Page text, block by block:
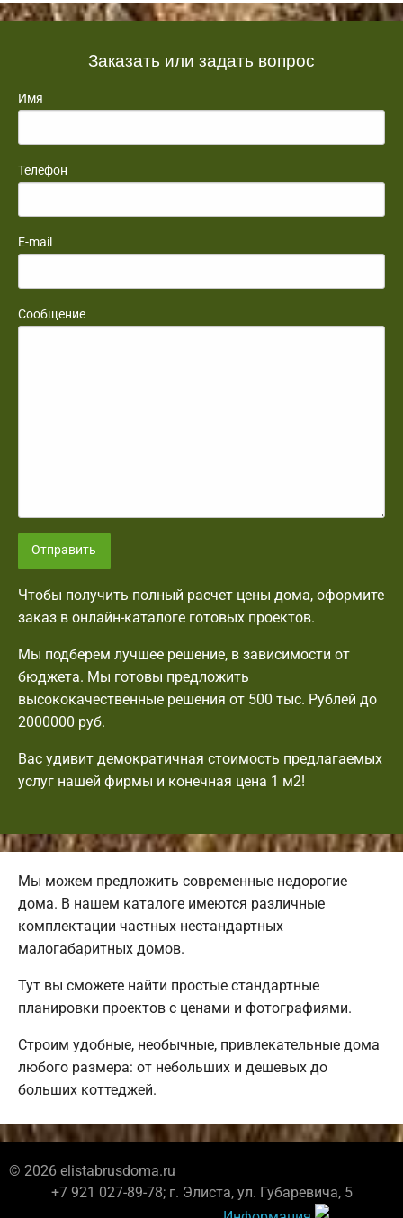
Заказать или задать вопрос
Имя
Телефон
E-mail
Сообщение
Отправить
Чтобы получить полный расчет цены дома, оформите
заказ в онлайн-каталоге готовых проектов.
Мы подберем лучшее решение, в зависимости от
бюджета. Мы готовы предложить
высококачественные решения от 500 тыс. Рублей до
2000000 руб.
Вас удивит демократичная стоимость предлагаемых
услуг нашей фирмы и конечная цена 1 м2!
Мы можем предложить современные недорогие
дома. В нашем каталоге имеются различные
комплектации частных нестандартных
малогабаритных домов.
Тут вы сможете найти простые стандартные
планировки проектов с ценами и фотографиями.
Строим удобные, необычные, привлекательные дома
любого размера: от небольших и дешевых до
больших коттеджей.
© 2026 elistabrusdoma.ru
+7 921 027-89-78; г. Элиста, ул. Губаревича, 5